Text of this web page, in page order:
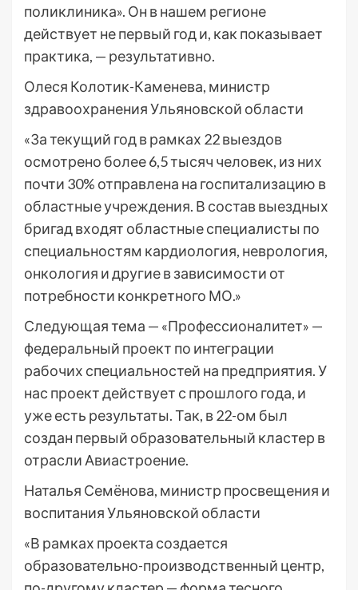
поликлиника». Он в нашем регионе
действует не первый год и, как показывает
практика, — результативно.
Олеся Колотик-Каменева, министр
здравоохранения Ульяновской области
«За текущий год в рамках 22 выездов
осмотрено более 6,5 тысяч человек, из них
почти 30% отправлена на госпитализацию в
областные учреждения. В состав выездных
бригад входят областные специалисты по
специальностям кардиология, неврология,
онкология и другие в зависимости от
потребности конкретного МО.»
Следующая тема — «Профессионалитет» —
федеральный проект по интеграции
рабочих специальностей на предприятия. У
нас проект действует с прошлого года, и
уже есть результаты. Так, в 22-ом был
создан первый образовательный кластер в
отрасли Авиастроение.
Наталья Семёнова, министр просвещения и
воспитания Ульяновской области
«В рамках проекта создается
образовательно-производственный центр,